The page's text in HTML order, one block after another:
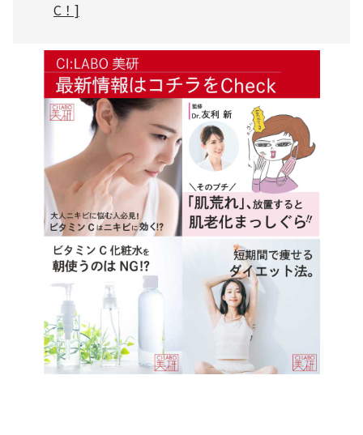
トライアルキット
ベストコスメ受賞商品
ランキング商品
メイク・ボディ・ヘアケア
キャンペーン情報
C！]